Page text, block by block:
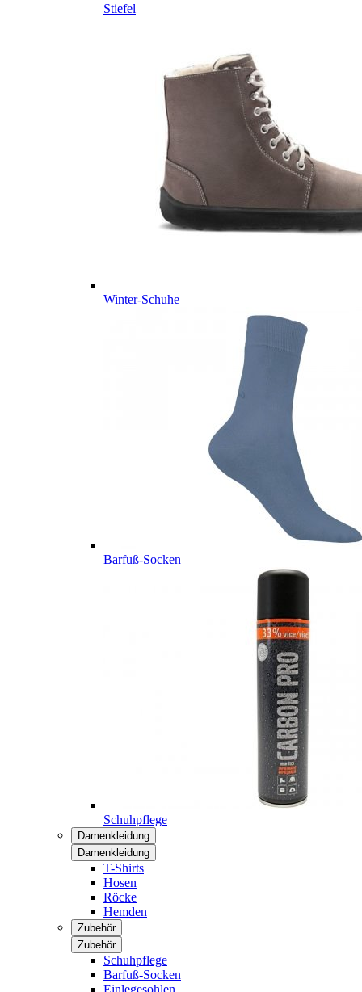
Stiefel
Winter-Schuhe
Barfuß-Socken
Schuhpflege
Damenkleidung
Damenkleidung
T-Shirts
Hosen
Röcke
Hemden
Zubehör
Zubehör
Schuhpflege
Barfuß-Socken
Einlegesohlen